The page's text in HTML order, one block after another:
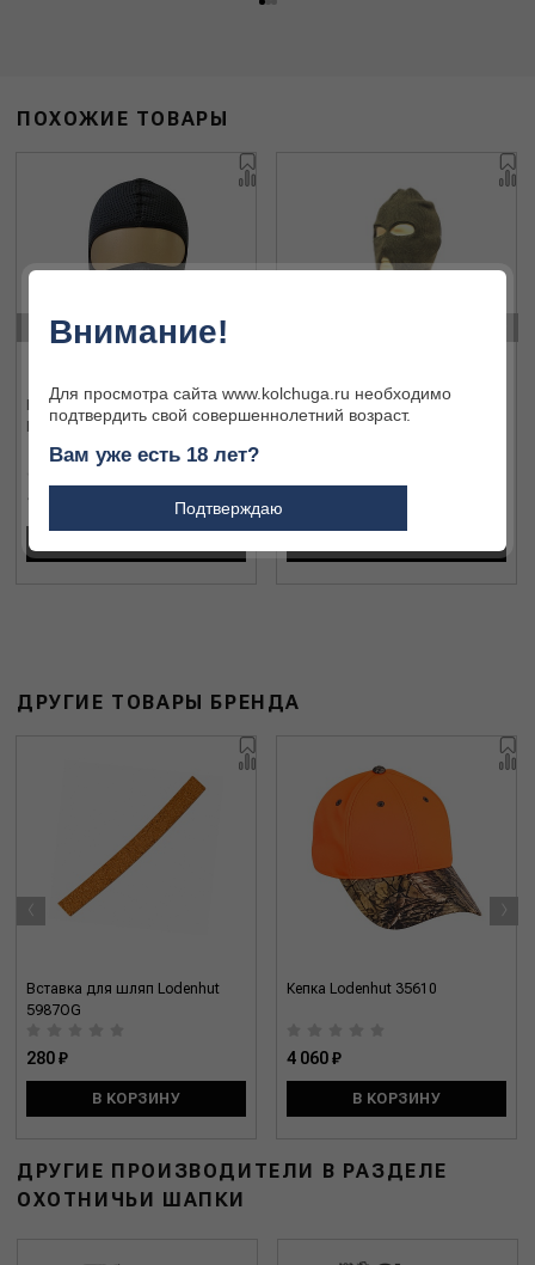
ПОХОЖИЕ ТОВАРЫ
Балаклава AVI-Outdoor
NordKapp M/L 628 STR black
1 600 ₽
Маска зеленая
ДРУГИЕ ТОВАРЫ БРЕНДА
Вставка для шляп Lodenhut
5987OG
280 ₽
В КОРЗИНУ
Кепка Lodenhut 35610
4 060 ₽
В КОРЗИНУ
‹ ›
ДРУГИЕ ПРОИЗВОДИТЕЛИ В РАЗДЕЛЕ
ОХОТНИЧЬИ ШАПКИ
Внимание!
Для просмотра сайта www.kolchuga.ru необходимо
подтвердить свой совершеннолетний возраст.
Вам уже есть 18 лет?
Подтверждаю